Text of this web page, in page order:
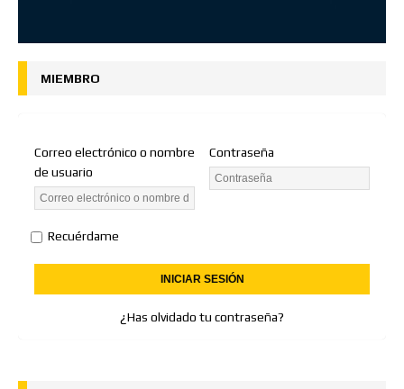
MIEMBRO
Correo electrónico o nombre
de usuario
Contraseña
Recuérdame
¿Has olvidado tu contraseña?